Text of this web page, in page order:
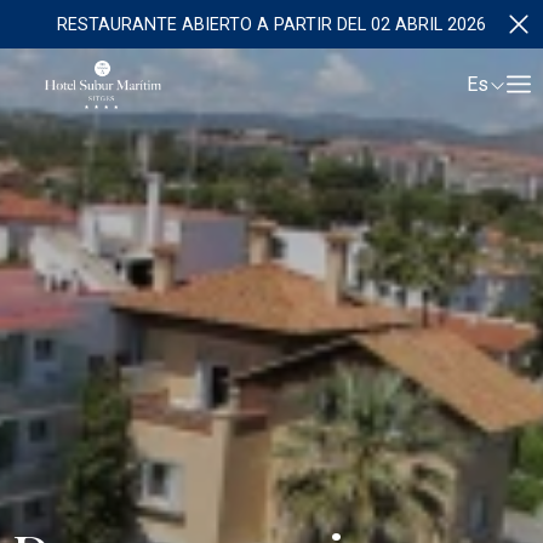
RESTAURANTE ABIERTO A PARTIR DEL 02 ABRIL 2026
Es